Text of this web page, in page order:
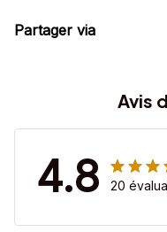
Partager via
Avis
4.8 20